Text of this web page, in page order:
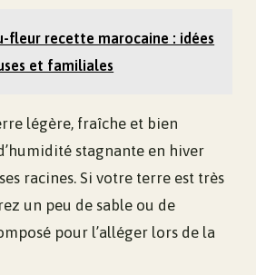
fleur recette marocaine : idées
et familiales
légère, fraîche et bien
stagnante en hiver
racines. Si votre terre est très
un peu de sable ou de
pour l’alléger lors de la